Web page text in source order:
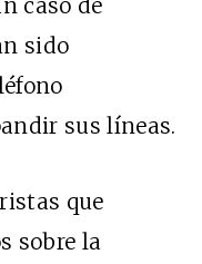
caso de
sido
sus líneas.
que
sobre la